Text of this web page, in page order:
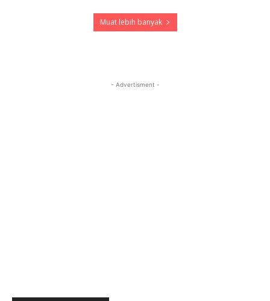
Muat lebih banyak
- Advertisment -